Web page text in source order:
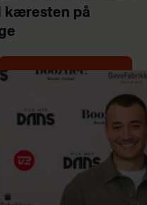
kæresten på